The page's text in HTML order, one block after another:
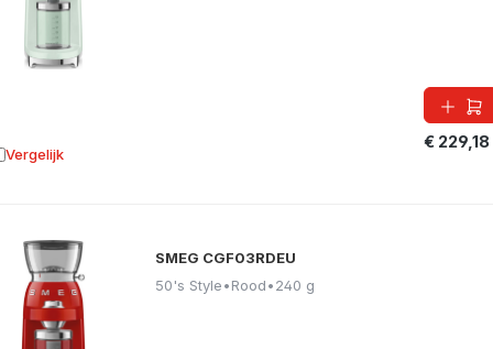
€ 229,18
Vergelijk aan vergelijking
SMEG CGF03RDEU
50's Style•Rood•240 g